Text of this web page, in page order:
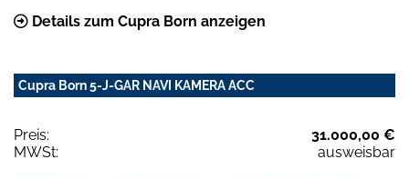
Details zum Cupra Born anzeigen
Cupra Born 5-J-GAR NAVI KAMERA ACC
Preis:
31.000,00 €
MWSt:
ausweisbar